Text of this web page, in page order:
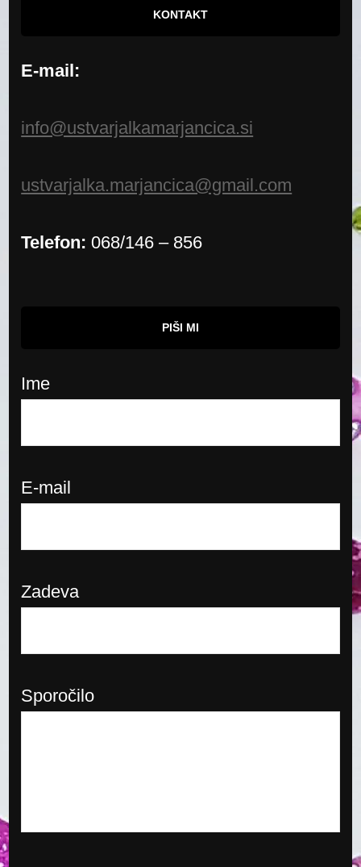
KONTAKT
E-mail:
info@ustvarjalkamarjancica.si
ustvarjalka.marjancica@gmail.com
Telefon:068/146 – 856
PIŠI MI
Ime
E-mail
Zadeva
Sporočilo